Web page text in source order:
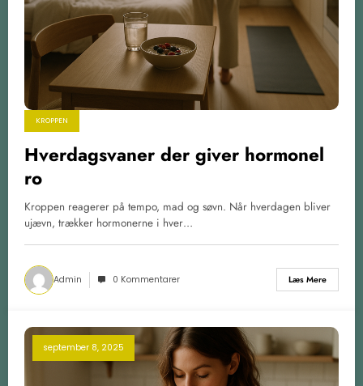
KROPPEN
Hverdagsvaner der giver hormonel
ro
Kroppen reagerer på tempo, mad og søvn. Når hverdagen bliver
ujævn, trækker hormonerne i hver…
Admin 0 Kommentarer Læs Mere
september 8, 2025